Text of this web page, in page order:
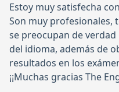
Estoy muy satisfecha
Son muy profesionales,
se preocupan de
del idioma, además de
resultados en los
¡¡Muchas gracias The